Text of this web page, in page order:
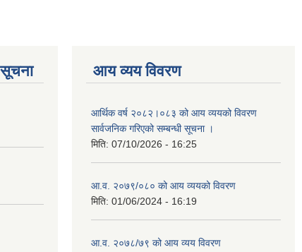
आय व्यय विवरण
आर्थिक वर्ष २०८२।०८३ को आय व्ययको विवरण
सार्वजनिक गरिएको सम्बन्धी सूचना ।
मिति: 07/10/2026 - 16:25
आ.व. २०७९/०८० को आय व्ययको विवरण
मिति: 01/06/2024 - 16:19
आ.व. २०७८/७९ को आय व्यय विवरण